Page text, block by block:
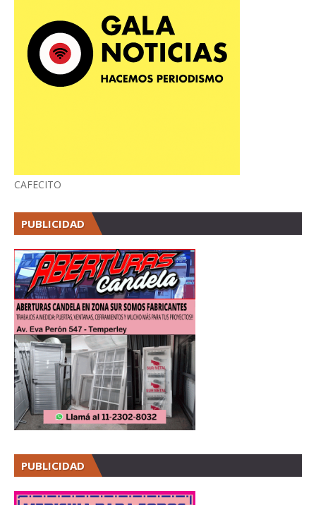
CAFECITO
PUBLICIDAD
PUBLICIDAD